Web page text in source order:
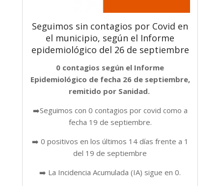
Seguimos sin contagios por Covid en
el municipio, según el Informe
epidemiológico del 26 de septiembre
0 contagios según el Informe
Epidemiológico de fecha 26 de septiembre,
remitido por Sanidad.
➡️Seguimos con 0 contagios por covid como a
fecha 19 de septiembre.
➡️ 0 positivos en los últimos 14 días frente a 1
del 19 de septiembre
➡️ La Incidencia Acumulada (IA) sigue en 0.